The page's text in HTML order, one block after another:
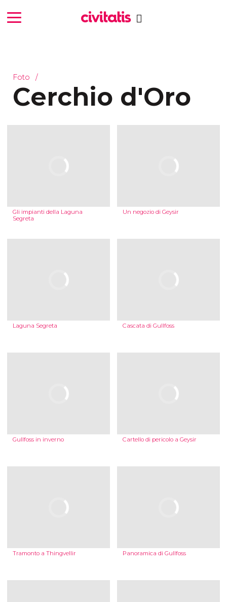
Foto
Cerchio d'Oro
Gli impianti della Laguna
Segreta
Un negozio di Geysir
Laguna Segreta Cascata di Gullfoss
Gullfoss in inverno Cartello di pericolo a Geysir
Tramonto a Thingvellir Panoramica di Gullfoss